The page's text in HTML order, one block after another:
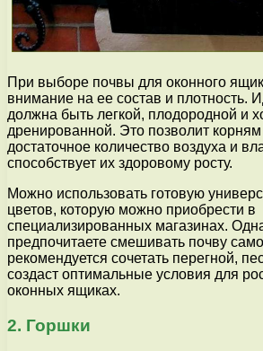
При выборе почвы для оконного
внимание на ее состав и плотность.
должна быть легкой, плодородной и
дренированной. Это позволит корням
достаточное количество воздуха и
способствует их здоровому росту.
Можно использовать готовую
цветов, которую можно приобрести в
специализированных магазинах.
предпочитаете смешивать почву
рекомендуется сочетать перегной,
создаст оптимальные условия для
оконных ящиках.
2. Горшки